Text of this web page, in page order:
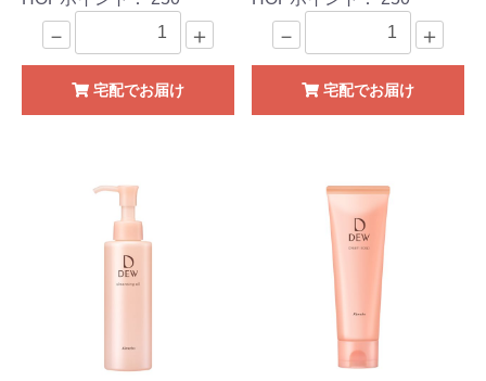
－ ＋
宅配でお届け
－ ＋
宅配でお届け